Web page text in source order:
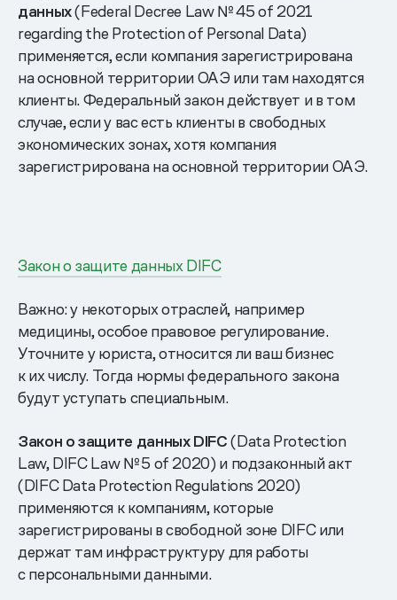
данных(Federal Decree Law № 45 of 2021
regarding the Protection of Personal Data)
применяется, если компания зарегистрирована
на основной территории ОАЭ или там находятся
клиенты. Федеральный закон действует и в том
случае, если у вас есть клиенты в свободных
экономических зонах, хотя компания
зарегистрирована на основной территории ОАЭ.
Закон о защите данных DIFC
Важно: у некоторых отраслей, например
медицины, особое правовое регулирование.
Уточните у юриста, относится ли ваш бизнес
к их числу. Тогда нормы федерального закона
будут уступать специальным.
Закон о защите данных DIFC(Data Protection
Law, DIFC Law № 5 of 2020) и подзаконный акт
(DIFC Data Protection Regulations 2020)
применяются к компаниям, которые
зарегистрированы в свободной зоне DIFC или
держат там инфраструктуру для работы
с персональными данными.